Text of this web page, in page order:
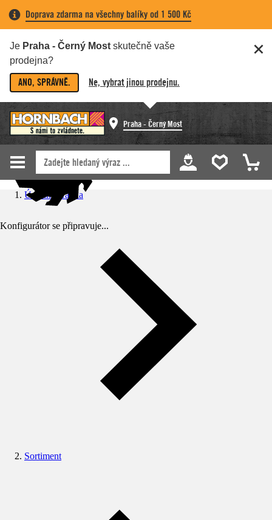
Doprava zdarma na všechny balíky od 1 500 Kč
Je Praha - Černý Most skutečně vaše
prodejna?
ANO, SPRÁVNĚ. Ne, vybrat jinou prodejnu.
Praha - Černý Most
Konfigurátor se připravuje...
Úvodní stránka
Sortiment